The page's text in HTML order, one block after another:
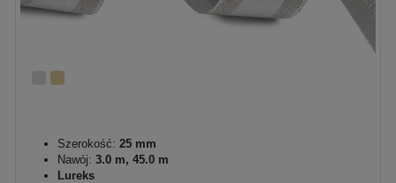
Szerokość: 25 mm
Nawój: 3.0 m, 45.0 m
Lureks